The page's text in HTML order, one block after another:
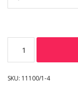
SKU: 11100/1-4